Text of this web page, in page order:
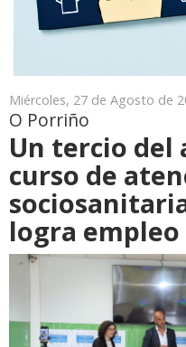
Miércoles, 27 de Agosto de
O Porriño
Un tercio del
curso de
logra empleo